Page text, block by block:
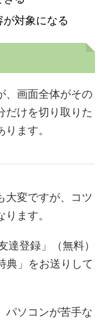
対象になる
、画面全体がその
だけを切り取りた
ます。
大変ですが、コツ
ます。
達登録」（無料）
典」をお送りして
パソコンが苦手な